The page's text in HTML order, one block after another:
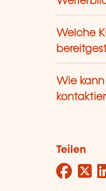
Welche
Wie
Teilen